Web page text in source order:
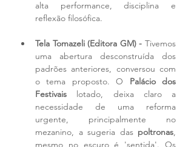
alta performance, disciplina e
reflexão filosófica.
Tela Tomazeli (Editora GM) - Tivemos
uma abertura desconstruída dos
padrões anteriores, conversou com
o tema proposto. O Palácio dos
Festivais lotado, deixa claro a
necessidade de uma reforma
urgente, principalmente no
mezanino, a sugeria das poltronas,